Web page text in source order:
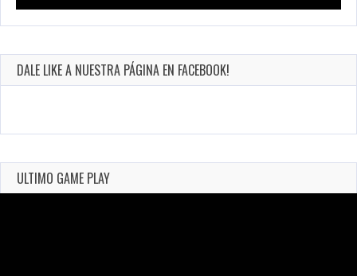
DALE LIKE A NUESTRA PÁGINA EN FACEBOOK!
ULTIMO GAME PLAY